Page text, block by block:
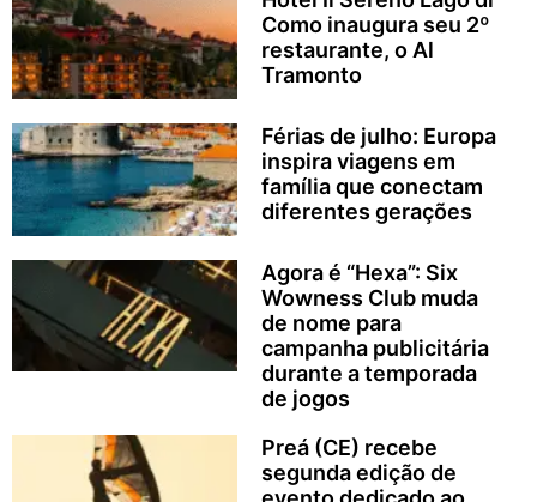
Como inaugura seu 2º
restaurante, o Al
Tramonto
Férias de julho: Europa
inspira viagens em
família que conectam
diferentes gerações
Agora é “Hexa”: Six
Wowness Club muda
de nome para
campanha publicitária
durante a temporada
de jogos
Preá (CE) recebe
segunda edição de